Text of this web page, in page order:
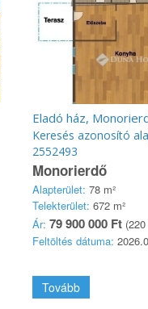
Eladó ház,
Keresés azonosító
2552493
Monorierdő
Alapterület: 78 m²
Telekterület: 672 m²
Ár: 79 900 000 Ft(220
Feltöltés dátuma:
Tovább